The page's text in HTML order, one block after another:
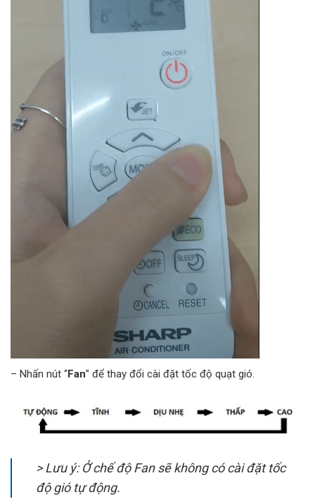
– Nhấn nút “Fan” để thay đổi cài đặt tốc độ quạt gió.
> Lưu ý: Ở chế độ Fan sẽ không có cài đặt tốc
độ gió tự động.